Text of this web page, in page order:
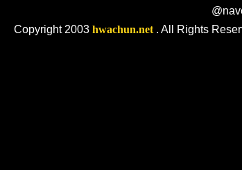
Copyright 2003 hwachun.net . All Rights